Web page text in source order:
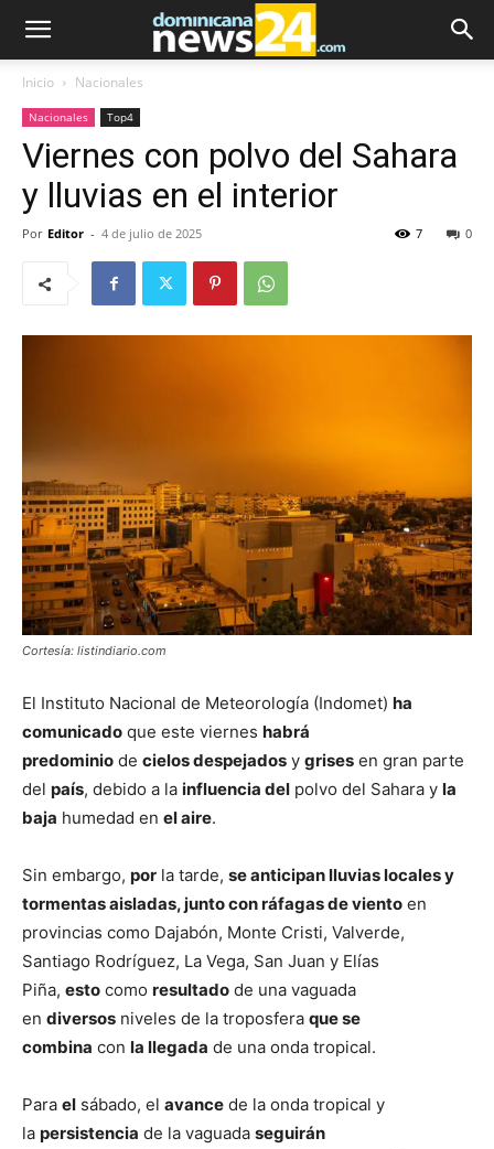
Inicio Nacionales
Nacionales Top4
Viernes con polvo del Sahara
y lluvias en el interior
Por Editor - 4 de julio de 2025 0
7
Cortesía: listindiario.com
El Instituto Nacional de Meteorología (Indomet) ha
comunicado que este viernes habrá
predominio de cielos despejados y grises en gran parte
del país, debido a la influencia del polvo del Sahara y la
baja humedad en el aire.
Sin embargo, por la tarde, se anticipan lluvias locales y
tormentas aisladas, junto con ráfagas de viento en
provincias como Dajabón, Monte Cristi, Valverde,
Santiago Rodríguez, La Vega, San Juan y Elías
Piña, esto como resultado de una vaguada
en diversos niveles de la troposfera que se
combina con la llegada de una onda tropical.
Para el sábado, el avance de la onda tropical y
la persistencia de la vaguada seguirán